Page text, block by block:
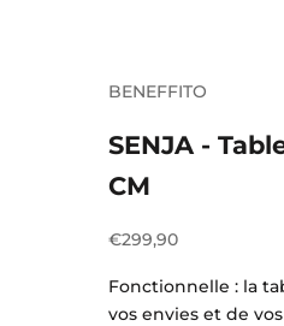
BENEFFITO
SENJA -
CM
Prix de vente
€299,90
Fonctionnelle : la
vos envies et de